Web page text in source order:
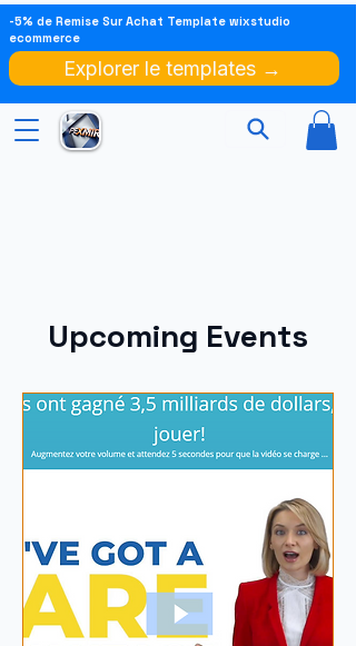
-5% de Remise Sur Achat Template wixstudio
ecommerce
Explorer le templates →
Upcoming Events